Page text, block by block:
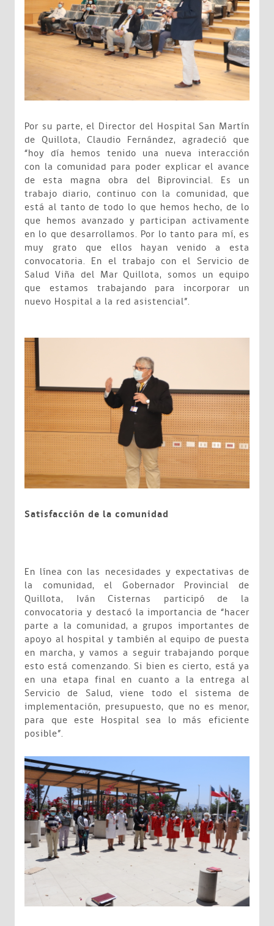
Por su parte, el Director del Hospital San Martín
de Quillota, Claudio Fernández, agradeció que
“hoy día hemos tenido una nueva interacción
con la comunidad para poder explicar el avance
de esta magna obra del Biprovincial. Es un
trabajo diario, continuo con la comunidad, que
está al tanto de todo lo que hemos hecho, de lo
que hemos avanzado y participan activamente
en lo que desarrollamos. Por lo tanto para mí, es
muy grato que ellos hayan venido a esta
convocatoria. En el trabajo con el Servicio de
Salud Viña del Mar Quillota, somos un equipo
que estamos trabajando para incorporar un
nuevo Hospital a la red asistencial”.
Satisfacción de la comunidad
En línea con las necesidades y expectativas de
la comunidad, el Gobernador Provincial de
Quillota, Iván Cisternas participó de la
convocatoria y destacó la importancia de “hacer
parte a la comunidad, a grupos importantes de
apoyo al hospital y también al equipo de puesta
en marcha, y vamos a seguir trabajando porque
esto está comenzando. Si bien es cierto, está ya
en una etapa final en cuanto a la entrega al
Servicio de Salud, viene todo el sistema de
implementación, presupuesto, que no es menor,
para que este Hospital sea lo más eficiente
posible”.